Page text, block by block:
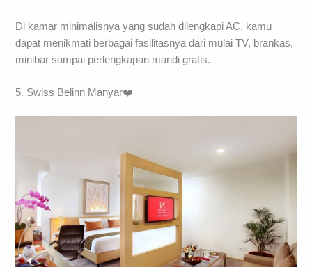
Di kamar minimalisnya yang sudah dilengkapi AC, kamu
dapat menikmati berbagai fasilitasnya dari mulai TV, brankas,
minibar sampai perlengkapan mandi gratis.
5. Swiss Belinn Manyar❤️